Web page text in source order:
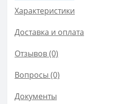
Характеристики
Доставка и оплата
Отзывов (0)
Вопросы (0)
Документы